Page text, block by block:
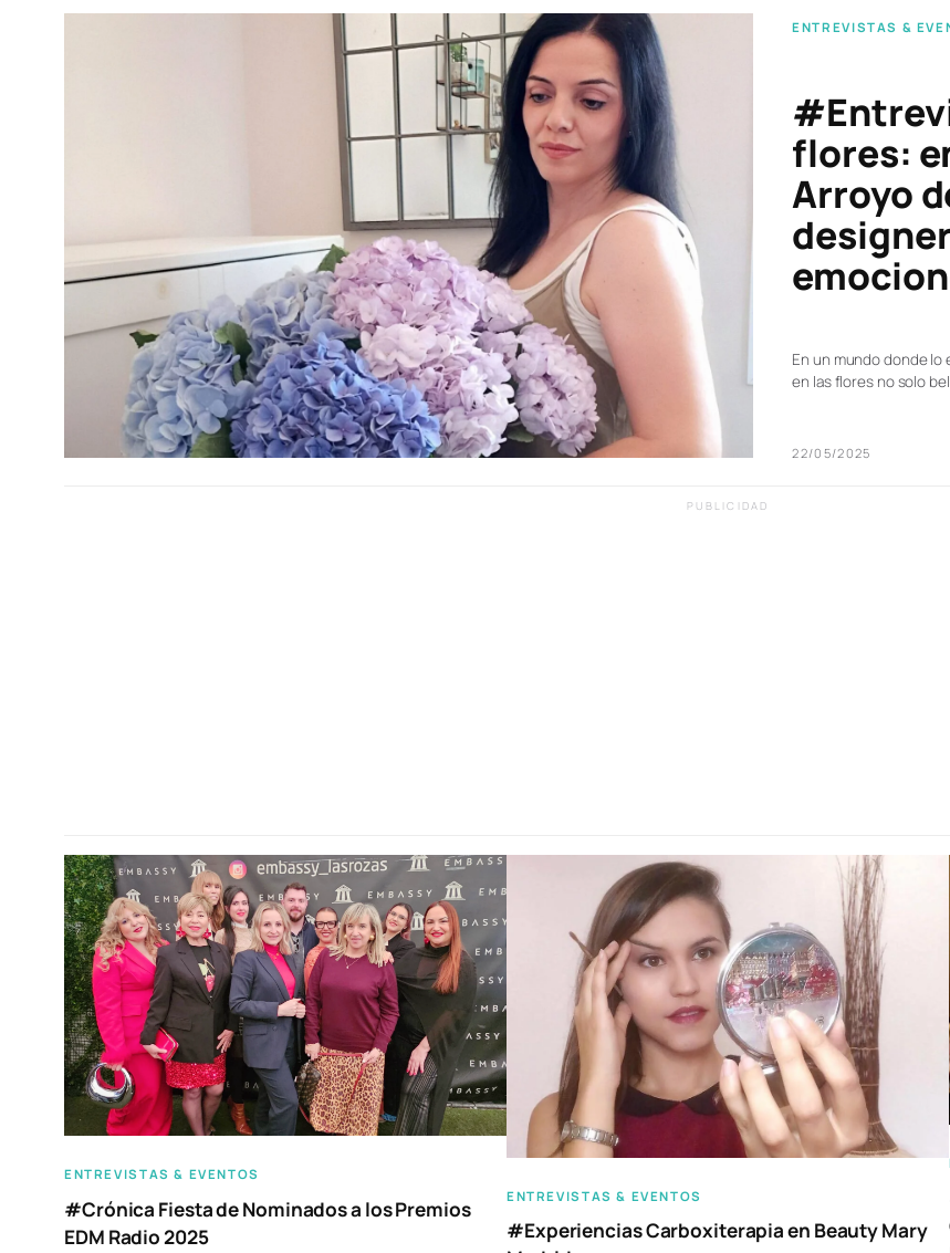
ENTREVISTAS &
flores:
Arroyo
En un mundo donde lo
en las flores no solo
22/05/2025
PUBLICIDAD
ENTREVISTAS & EVENTOS
#Crónica Fiesta de Nominados a los Premios
EDM Radio 2025
ENTREVISTAS & EVENTOS
#Experiencias Carboxiterapia en Beauty Mary